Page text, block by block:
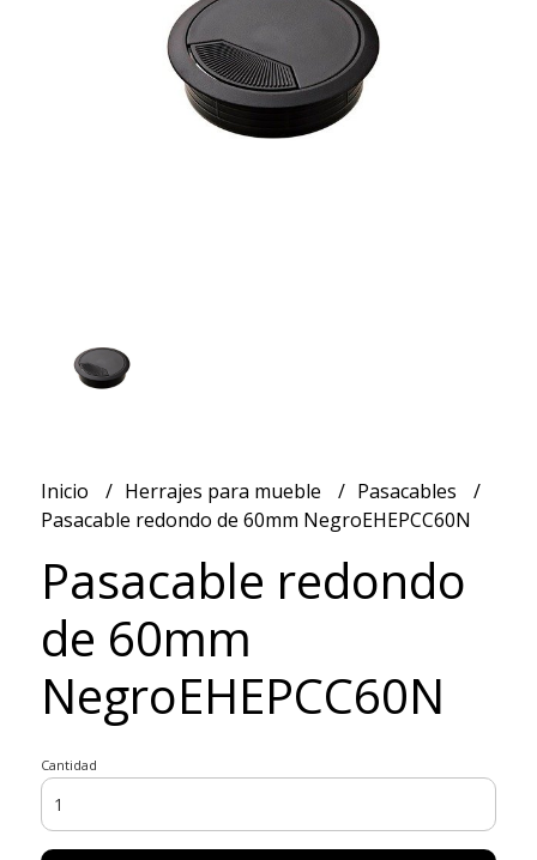
Inicio Herrajes para mueble
Pasacables
Pasacable redondo de 60mm NegroEHEPCC60N
Pasacable redondo
de 60mm
NegroEHEPCC60N
Cantidad